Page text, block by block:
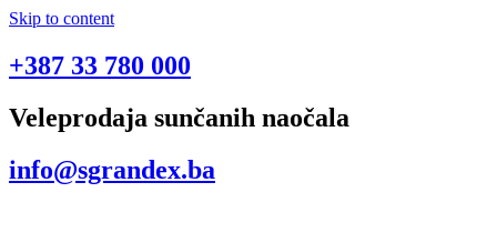
Skip to content
+387 33 780 000
Veleprodaja sunčanih naočala
info@sgrandex.ba